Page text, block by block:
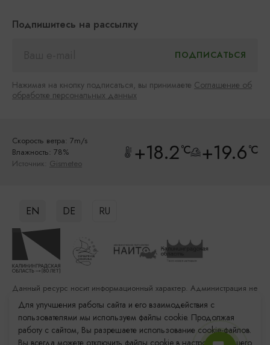
Подпишитесь на рассылку
Нажимая на кнопку подписаться, вы принимаете Соглашение об
обработке персональных данных
Скорость ветра: 7m/s
Влажность: 78%
Источник: Gismeteo +18.2°C +19.6°C
EN DE RU
Данный ресурс носит информационный характер. Администрация не
несет ответственности за качество услуг, предоставленных
сторонними организациями
Разработка сайта: «Решение»
Продвижение сайта: Remarka Agency
Для улучшения работы сайта и его взаимодействия с
пользователями мы используем файлы cookie. Продолжая
работу с сайтом, Вы разрешаете использование cookie-файлов.
Вы всегда можете отключить файлы cookie в настройках Вашего